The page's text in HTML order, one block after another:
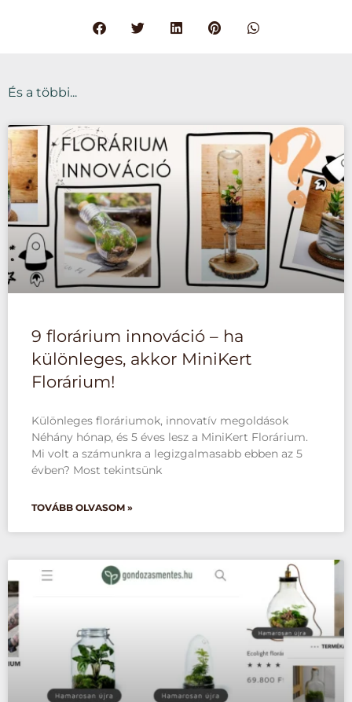
És a többi...
9 florárium innováció – ha
különleges, akkor MiniKert
Florárium!
Különleges floráriumok, innovatív megoldások
Néhány hónap, és 5 éves lesz a MiniKert Florárium.
Mi volt a számunkra a legizgalmasabb ebben az 5
évben? Most tekintsünk
TOVÁBB OLVASOM »